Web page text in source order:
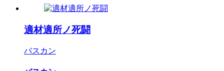
適材適所ノ死闘
バスカン